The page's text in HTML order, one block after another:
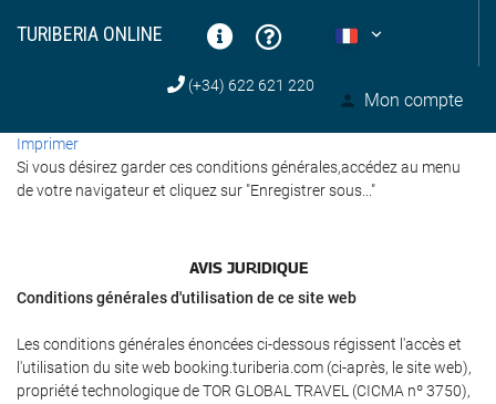
TURIBERIA ONLINE
Mon compte
(+34) 622 621 220
Imprimer
Si vous désirez garder ces conditions générales,accédez au menu
de votre navigateur et cliquez sur "Enregistrer sous..."
AVIS JURIDIQUE
Conditions générales d'utilisation de ce site web
Les conditions générales énoncées ci-dessous régissent l'accès et
l'utilisation du site web booking.turiberia.com (ci-après, le site web),
propriété technologique de TOR GLOBAL TRAVEL (CICMA nº 3750),